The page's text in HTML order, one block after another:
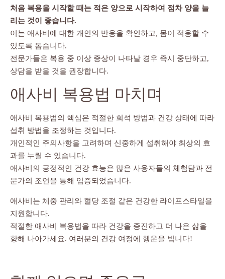
처음 복용을 시작할 때는 적은 양으로 시작하여 점차 양을 늘
리는 것이 좋습니다.
이는 애사비에 대한 개인의 반응을 확인하고, 몸이 적응할 수
있도록 돕습니다.
전문가들은 복용 중 이상 증상이 나타날 경우 즉시 중단하고,
상담을 받을 것을 권장합니다.
애사비 복용법 마치며
애사비 복용법의 핵심은 적절한 희석 방법과 건강 상태에 따라
섭취 방법을 조정하는 것입니다.
개인적인 주의사항을 고려하며 신중하게 섭취해야 최상의 효
과를 누릴 수 있습니다.
애사비의 긍정적인 건강 효능은 많은 사용자들의 체험담과 전
문가의 조언을 통해 입증되었습니다.
애사비는 체중 관리와 혈당 조절 같은 건강한 라이프스타일을
지원합니다.
적절한 애사비 복용법을 따라 건강을 증진하고 더 나은 삶을
향해 나아가세요. 여러분의 건강 여정에 행운을 빕니다!